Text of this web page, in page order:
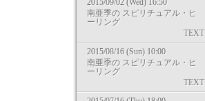
2015/09/02 (Wed) 16:50
南亜季の スピリチュアル・ヒ
ーリング
TEXT
2015/08/16 (Sun) 10:00
南亜季の スピリチュアル・ヒ
ーリング
TEXT